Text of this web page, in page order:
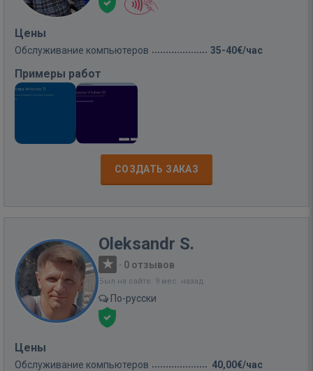
Цены
Обслуживание компьютеров 35-40€/час
Примеры работ
СОЗДАТЬ ЗАКАЗ
Oleksandr S.
· 0 отзывов
Был на сайте: 9 мес. назад
По-русски
Цены
Обслуживание компьютеров
40,00€/час